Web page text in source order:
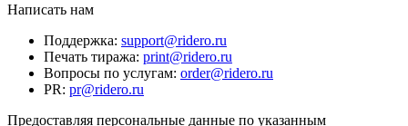
Написать нам
Поддержка: support@ridero.ru
Печать тиража: print@ridero.ru
Вопросы по услугам: order@ridero.ru
PR: pr@ridero.ru
Предоставляя персональные данные по указанным